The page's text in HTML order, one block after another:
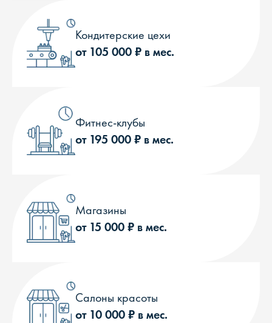
Кондитерские цехи
от 105 000 ₽ в мес.
Фитнес-клубы
от 195 000 ₽ в мес.
Магазины
от 15 000 ₽ в мес.
Салоны красоты
от 10 000 ₽ в мес.